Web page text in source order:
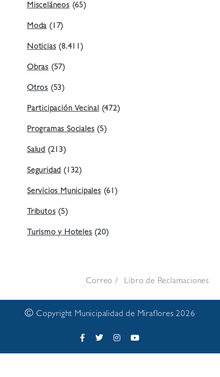
Misceláneos (65)
Moda (17)
Noticias (8.411)
Obras (57)
Otros (53)
Participación Vecinal (472)
Programas Sociales (5)
Salud (213)
Seguridad (132)
Servicios Municipales (61)
Tributos (5)
Turismo y Hoteles (20)
Correo Libro de Reclamaciones
© Copyright Municipalidad de Miraflores 2026